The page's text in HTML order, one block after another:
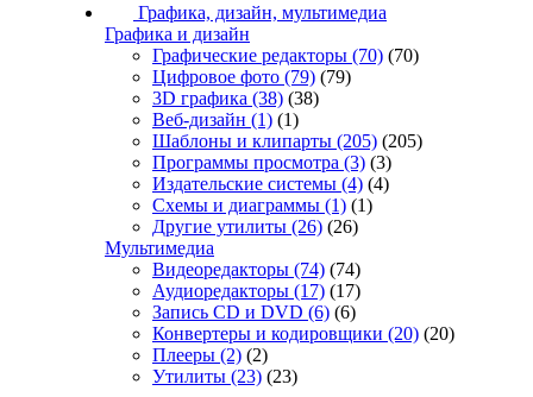
Графика, дизайн, мультимедиа
Графика и дизайн
Графические редакторы (70) (70)
Цифровое фото (79) (79)
3D графика (38) (38)
Веб-дизайн (1) (1)
Шаблоны и клипарты (205) (205)
Программы просмотра (3) (3)
Издательские системы (4) (4)
Схемы и диаграммы (1) (1)
Другие утилиты (26) (26)
Мультимедиа
Видеоредакторы (74) (74)
Аудиоредакторы (17) (17)
Запись CD и DVD (6) (6)
Конвертеры и кодировщики (20) (20)
Плееры (2) (2)
Утилиты (23) (23)